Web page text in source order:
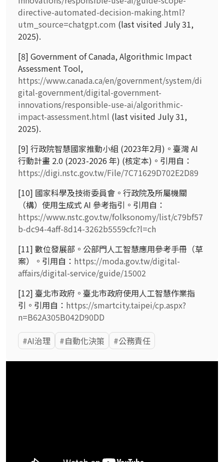
directive-automated-decision-making.html?
utm_source=chatgpt.com (last visited July 31,
2025).
[8] Government of Canada, Algorithmic Impact
Assessment Tool,
https://www.canada.ca/en/government/system/di
gital-government/digital-government-
innovations/responsible-use-ai/algorithmic-
impact-assessment.html (last visited July 31,
2025).
[9] 行政院智慧國家推動小組 (2023年2月) 。臺灣AI
行動計畫 2.0 (2023-2026 年) (核定本) 。引用自：
https://digi.nstc.gov.tw/File/7C71629D702E2D89
[10] 國家科學及技術委員會。行政院及所屬機關
（構）使用生成式 AI 參考指引。引用自：
https://www.nstc.gov.tw/folksonomy/list/c79bf57
b-dc94-4aff-8d14-3262b5559cfc?l=ch
[11] 數位發展部。公部門人工智慧應用參考手冊（草
案）。引用自： https://moda.gov.tw/digital-
affairs/digital-service/guide/15002
[12] 臺北市政府。臺北市政府使用人工智慧作業指
引。引用自： https://smartcity.taipei/cp.aspx?
n=B62A305B042D90DD
AI治理
自動化決策 公務責任